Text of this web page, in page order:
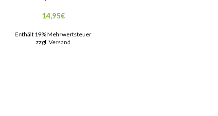
14,95€
Enthält 19% Mehrwertsteuer
zzgl. Versand